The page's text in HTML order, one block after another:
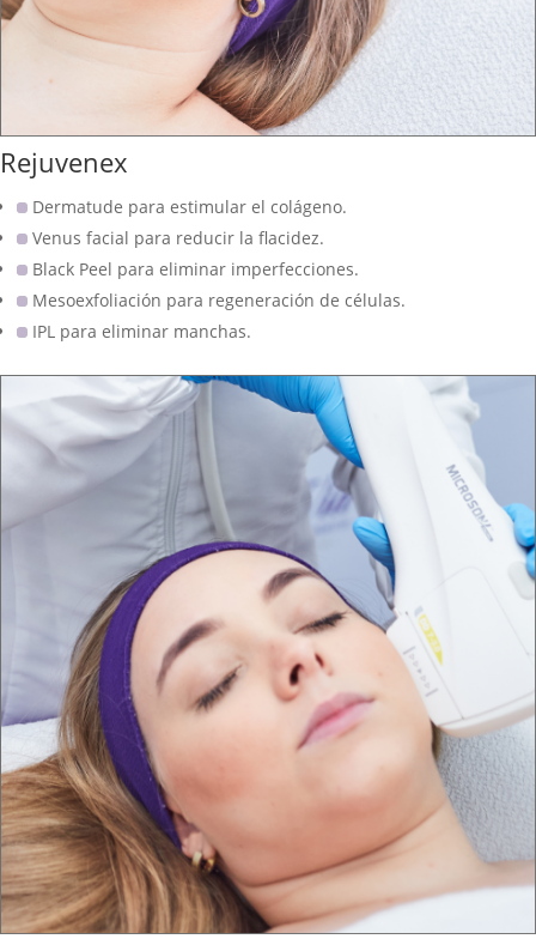
Rejuvenex
Dermatude para estimular el colágeno.
Venus facial para reducir la flacidez.
Black Peel para eliminar imperfecciones.
Mesoexfoliación para regeneración de células.
IPL para eliminar manchas.